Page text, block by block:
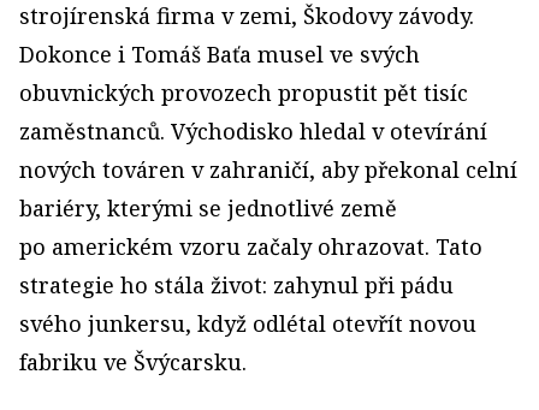
strojírenská firma v zemi, Škodovy závody.
Dokonce i Tomáš Baťa musel ve svých
obuvnických provozech propustit pět tisíc
zaměstnanců. Východisko hledal v otevírání
nových továren v zahraničí, aby překonal celní
bariéry, kterými se jednotlivé země
po americkém vzoru začaly ohrazovat. Tato
strategie ho stála život: zahynul při pádu
svého junkersu, když odlétal otevřít novou
fabriku ve Švýcarsku.